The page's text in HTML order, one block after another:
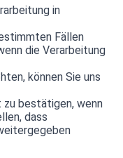
in
Fällen
die Verarbeitung
können Sie uns
bestätigen, wenn
dass